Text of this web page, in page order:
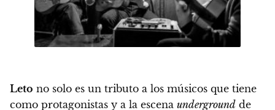
Leto no solo es un tributo a los músicos que tiene
como protagonistas y a la escena underground de